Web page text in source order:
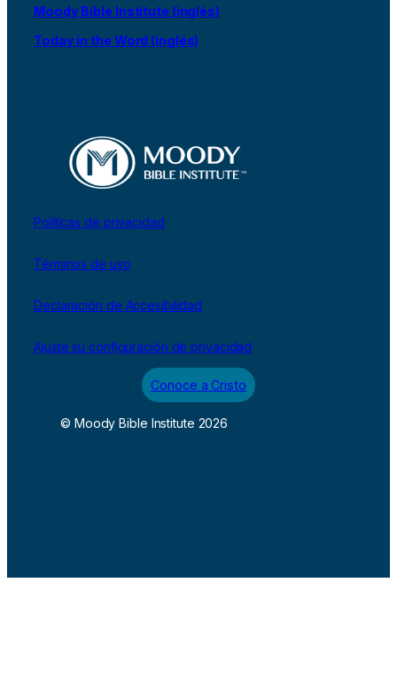
Moody Bible Institute (inglés)
Today in the Word (inglés)
Políticas de privacidad
Términos de uso
Declaración de Accesibilidad
Ajuste su configuración de privacidad
Conoce a Cristo
© Moody Bible Institute 2026